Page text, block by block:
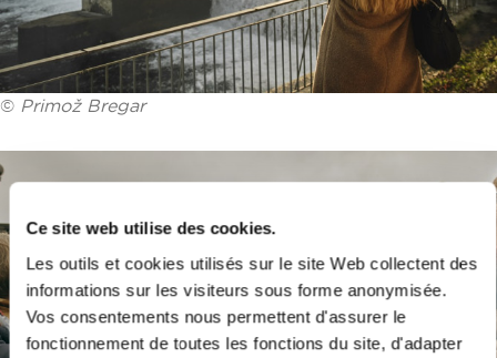
Ce site web utilise des cookies.
Les outils et cookies utilisés sur le site Web collectent des
informations sur les visiteurs sous forme anonymisée.
Vos consentements nous permettent d'assurer le
fonctionnement de toutes les fonctions du site, d'adapter
© Primož Bregar